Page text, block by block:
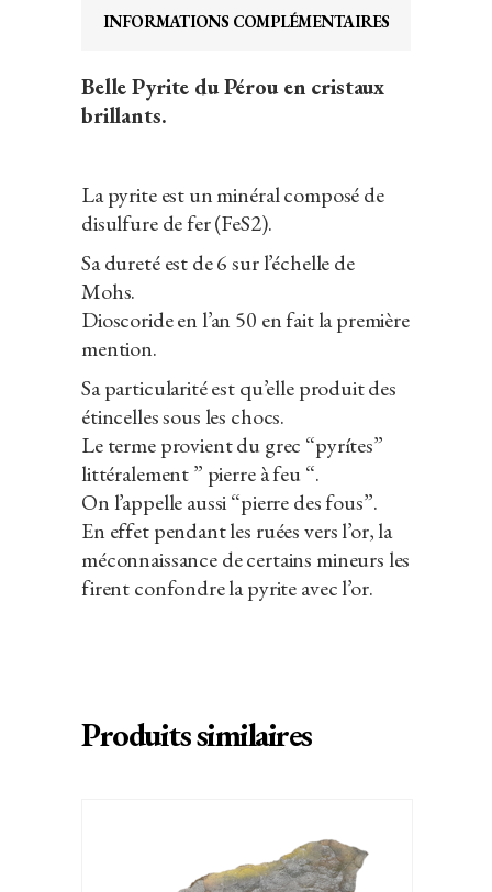
INFORMATIONS COMPLÉMENTAIRES
Belle Pyrite du Pérou en cristaux
brillants.
La pyrite est un minéral composé de
disulfure de fer (FeS2).
Sa dureté est de 6 sur l’échelle de
Mohs.
Dioscoride en l’an 50 en fait la première
mention.
Sa particularité est qu’elle produit des
étincelles sous les chocs.
Le terme provient du grec “pyrítes”
littéralement ” pierre à feu “.
On l’appelle aussi “pierre des fous”.
En effet pendant les ruées vers l’or, la
méconnaissance de certains mineurs les
firent confondre la pyrite avec l’or.
Produits similaires